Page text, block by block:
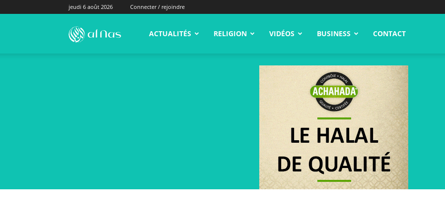
jeudi 6 août 2026 Connecter / rejoindre
alNas.fr ACTUALITÉS RELIGION VIDÉOS BUSINESS CONTACT